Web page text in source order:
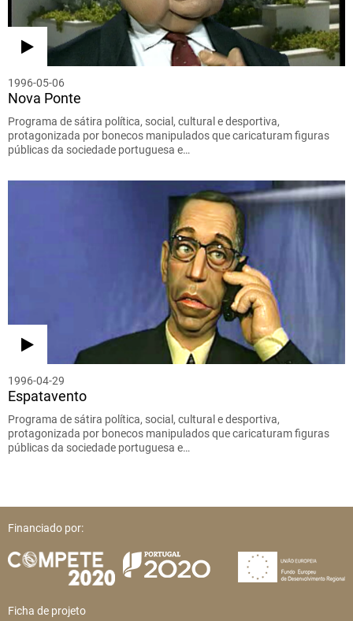
1996-05-06
Nova Ponte
Programa de sátira política, social, cultural e desportiva,
protagonizada por bonecos manipulados que caricaturam figuras
públicas da sociedade portuguesa e…
1996-04-29
Espatavento
Programa de sátira política, social, cultural e desportiva,
protagonizada por bonecos manipulados que caricaturam figuras
públicas da sociedade portuguesa e…
Financiado por:
Ficha de projeto